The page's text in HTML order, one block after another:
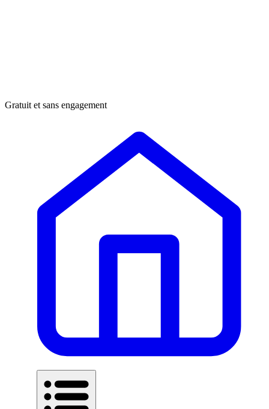
Gratuit et sans engagement